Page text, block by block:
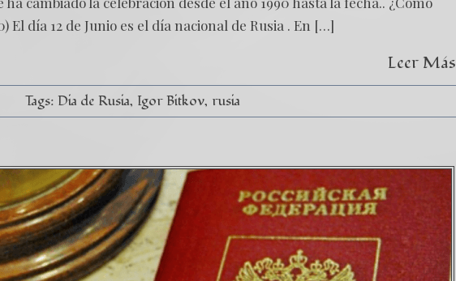
El día 12 de Junio es el día nacional de Rusia . En […]
Leer Más
Tags: Dia de Rusia Igor Bitkov rusia